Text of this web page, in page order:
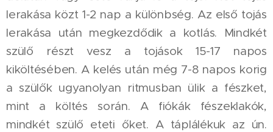
lerakása közt 1-2 nap a különbség. Az első tojás
lerakása után megkezdődik a kotlás. Mindkét
szülő részt vesz a tojások 15-17 napos
kiköltésében. A kelés után még 7-8 napos korig
a szülők ugyanolyan ritmusban ülik a fészket,
mint a költés során. A fiókák fészeklakók,
mindkét szülő eteti őket. A táplálékuk az ún.